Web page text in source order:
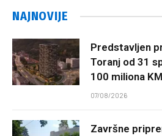
NAJNOVIJE
Predstavljen
Toranj od 31
100 miliona
07/08/2026
Završne